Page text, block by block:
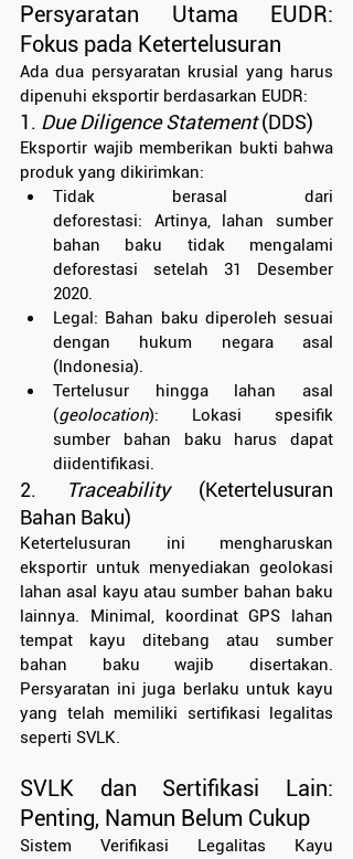
Persyaratan Utama EUDR:
Fokus pada Ketertelusuran
Ada dua persyaratan krusial yang harus
dipenuhi eksportir berdasarkan EUDR:
1. Due Diligence Statement (DDS)
Eksportir wajib memberikan bukti bahwa
produk yang dikirimkan:
Tidak berasal dari
deforestasi: Artinya, lahan sumber
bahan baku tidak mengalami
deforestasi setelah 31 Desember
2020.
Legal: Bahan baku diperoleh sesuai
dengan hukum negara asal
(Indonesia).
Tertelusur hingga lahan asal
(geolocation): Lokasi spesifik
sumber bahan baku harus dapat
diidentifikasi.
2. Traceability (Ketertelusuran
Bahan Baku)
Ketertelusuran ini mengharuskan
eksportir untuk menyediakan geolokasi
lahan asal kayu atau sumber bahan baku
lainnya. Minimal, koordinat GPS lahan
tempat kayu ditebang atau sumber
bahan baku wajib disertakan.
Persyaratan ini juga berlaku untuk kayu
yang telah memiliki sertifikasi legalitas
seperti SVLK.
SVLK dan Sertifikasi Lain:
Penting, Namun Belum Cukup
Sistem Verifikasi Legalitas Kayu